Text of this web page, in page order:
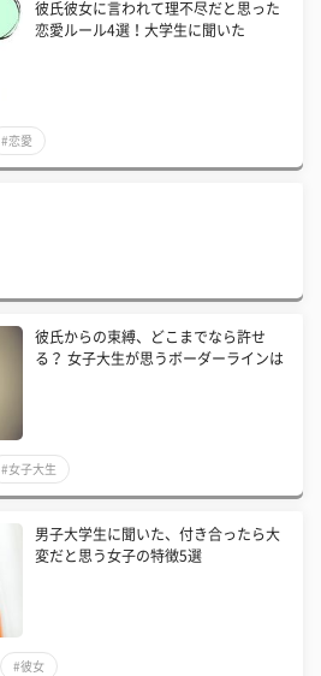
彼氏彼女に言われて理不尽だと思った
恋愛ルール4選！大学生に聞いた
#恋愛
彼氏からの束縛、どこまでなら許せ
る？ 女子大生が思うボーダーラインは
#女子大生
男子大学生に聞いた、付き合ったら大
変だと思う女子の特徴5選
#彼女